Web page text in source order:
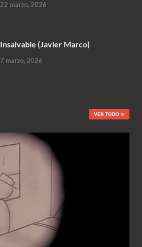
22 marzo, 2026
Insalvable (Javier Marco)
7 marzo, 2026
VER TODO